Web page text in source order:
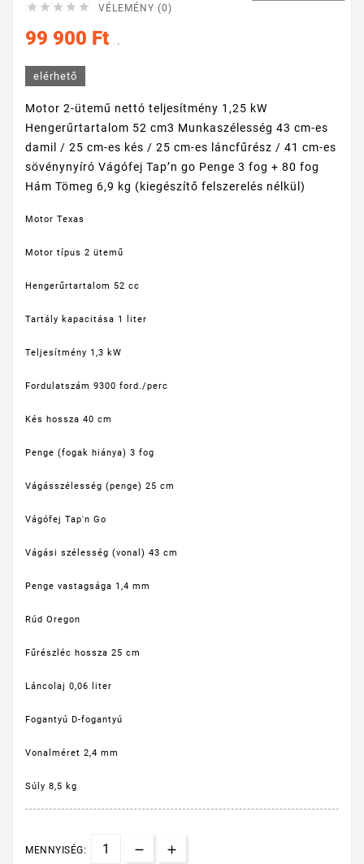
     VÉLEMÉNY (0)
99 900 Ft .
elérhető
Motor 2-ütemű nettó teljesítmény 1,25 kW
Hengerűrtartalom 52 cm3 Munkaszélesség 43 cm-es
damil / 25 cm-es kés / 25 cm-es láncfűrész / 41 cm-es
sövénynyíró Vágófej Tap’n go Penge 3 fog + 80 fog
Hám Tömeg 6,9 kg (kiegészítő felszerelés nélkül)
Motor Texas
Motor típus 2 ütemű
Hengerűrtartalom 52 cc
Tartály kapacitása 1 liter
Teljesítmény 1,3 kW
Fordulatszám 9300 ford./perc
Kés hossza 40 cm
Penge (fogak hiánya) 3 fog
Vágásszélesség (penge) 25 cm
Vágófej Tap'n Go
Vágási szélesség (vonal) 43 cm
Penge vastagsága 1,4 mm
Rúd Oregon
Fűrészléc hossza 25 cm
Láncolaj 0,06 liter
Fogantyú D-fogantyú
Vonalméret 2,4 mm
Súly 8,5 kg
MENNYISÉG: